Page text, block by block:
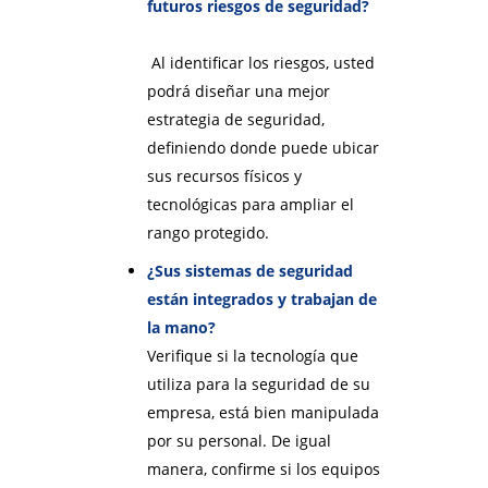
futuros riesgos de seguridad?
Al identificar los riesgos, usted
podrá diseñar una mejor
estrategia de seguridad,
definiendo donde puede ubicar
sus recursos físicos y
tecnológicas para ampliar el
rango protegido.
¿Sus sistemas de seguridad
están integrados y trabajan de
la mano?
Verifique si la tecnología que
utiliza para la seguridad de su
empresa, está bien manipulada
por su personal. De igual
manera, confirme si los equipos